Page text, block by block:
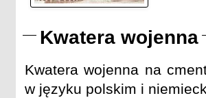
Kwatera wojenna
Kwatera wojenna na
w języku polskim i